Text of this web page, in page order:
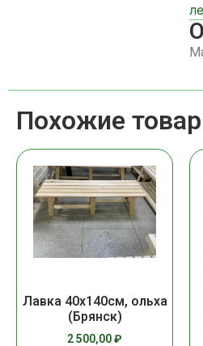
Похожие
Лавка 40х140см, ольха
(Брянск)
2 500,00₽